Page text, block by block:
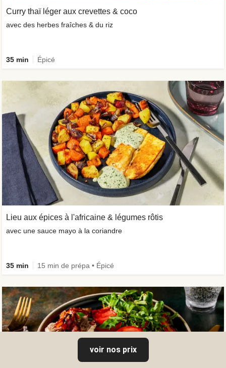
Curry thaï léger aux crevettes & coco
avec des herbes fraîches & du riz
35 min Épicé
Lieu aux épices à l'africaine & légumes rôtis
avec une sauce mayo à la coriandre
35 min 15 min de prépa • Épicé
voir nos prix